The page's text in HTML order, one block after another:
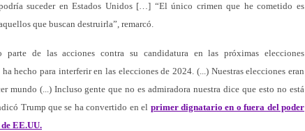
suceder en Estados Unidos […] “El único crimen que he cometido es
que buscan destruirla”, remarcó.
de las acciones contra su candidatura en las próximas elecciones
hecho para interferir en las elecciones de 2024. (...) Nuestras elecciones eran
mundo (...) Incluso gente que no es admiradora nuestra dice que esto no está
Trump que se ha convertido en el primer dignatario en o fuera del poder
EE.UU.